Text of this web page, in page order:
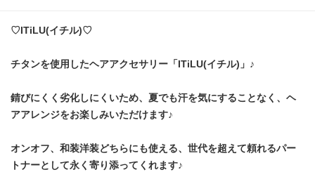
♡ITiLU(イチル)♡
チタンを使用したヘアアクセサリー「ITiLU(イチル)」♪
錆びにくく劣化しにくいため、夏でも汗を気にすることなく、ヘ
アアレンジをお楽しみいただけます♪
オンオフ、和装洋装どちらにも使える、世代を超えて頼れるパー
トナーとして永く寄り添ってくれます♪